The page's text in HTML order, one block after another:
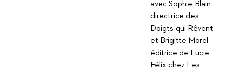
avec Sophie Blain,
directrice des
Doigts qui Rêvent
et Brigitte Morel
éditrice de Lucie
Félix chez Les